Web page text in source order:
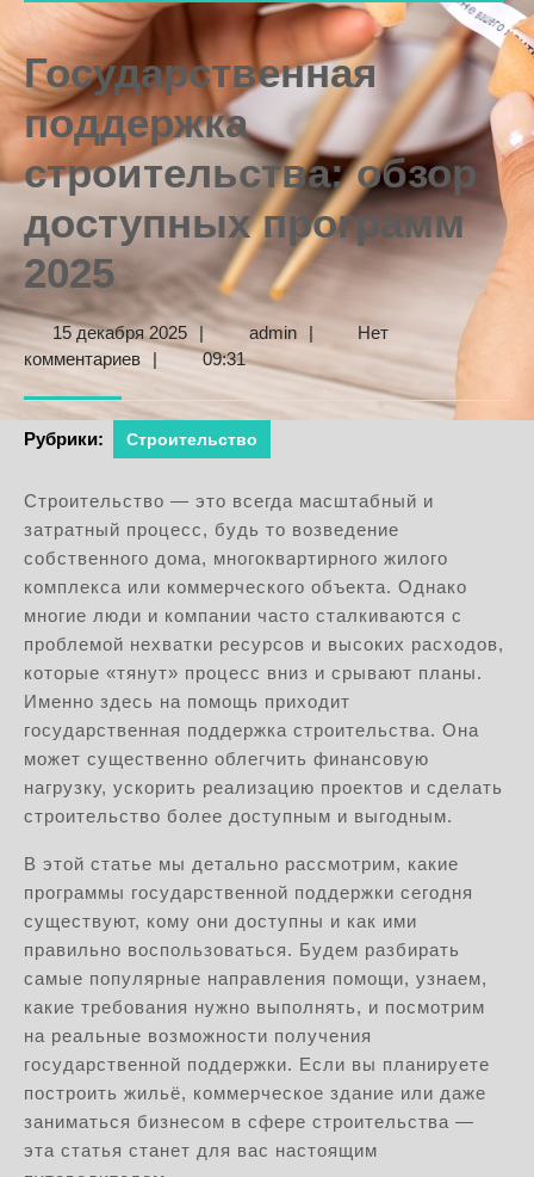
Государственная
поддержка
строительства: обзор
доступных программ
2025
15 декабря 202515
декабря
| adminadmin
|
Нет
комментариев
| 09:31
Рубрики: Строительство
Строительство — это всегда масштабный и
затратный процесс, будь то возведение
собственного дома, многоквартирного жилого
комплекса или коммерческого объекта. Однако
многие люди и компании часто сталкиваются с
проблемой нехватки ресурсов и высоких расходов,
которые «тянут» процесс вниз и срывают планы.
Именно здесь на помощь приходит
государственная поддержка строительства. Она
может существенно облегчить финансовую
нагрузку, ускорить реализацию проектов и сделать
строительство более доступным и выгодным.
В этой статье мы детально рассмотрим, какие
программы государственной поддержки сегодня
существуют, кому они доступны и как ими
правильно воспользоваться. Будем разбирать
самые популярные направления помощи, узнаем,
какие требования нужно выполнять, и посмотрим
на реальные возможности получения
государственной поддержки. Если вы планируете
построить жильё, коммерческое здание или даже
заниматься бизнесом в сфере строительства —
эта статья станет для вас настоящим